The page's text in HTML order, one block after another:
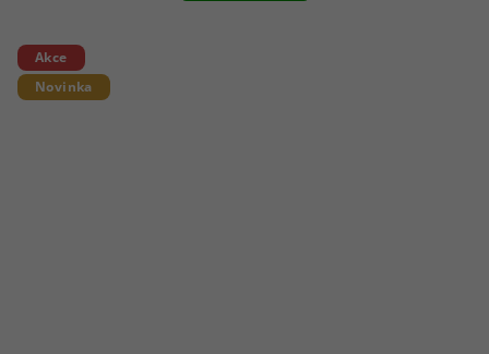
Akce
Novinka